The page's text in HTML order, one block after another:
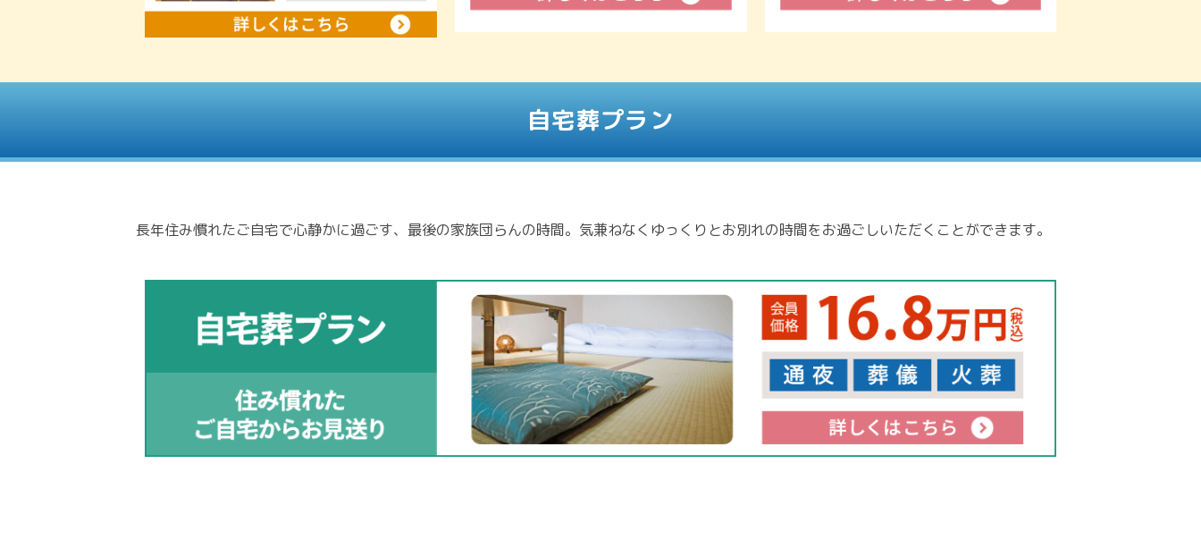
自宅葬プラン
長年住み慣れたご自宅で心静かに過ごす、最後の家族団らんの時間。気兼ねなくゆっくりとお別れの時間をお過ごしいただくことができます。